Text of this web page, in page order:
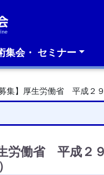
集会・ セミナー
募集】厚生労働省 平成２
労働省 平成２